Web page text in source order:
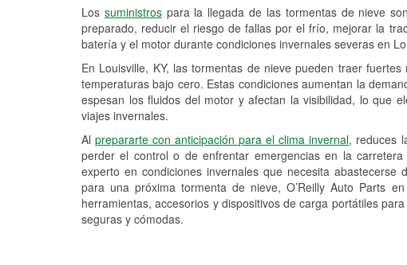
Los suministrospara la llegada de las tormentas de nieve
preparado, reducir el riesgo de fallas por el frío, mejorar la
batería y el motor durante condiciones invernales severas en
En Louisville, KY, las tormentas de nieve pueden traer
temperaturas bajo cero. Estas condiciones aumentan la
espesan los fluidos del motor y afectan la visibilidad, lo que
viajes invernales.
Alprepararte con anticipación para el clima invernal, reduces
perder el control o de enfrentar emergencias en la
experto en condiciones invernales que necesita
para una próxima tormenta de nieve, O’Reilly Auto Parts
herramientas, accesorios y dispositivos de carga portátiles
seguras y cómodas.